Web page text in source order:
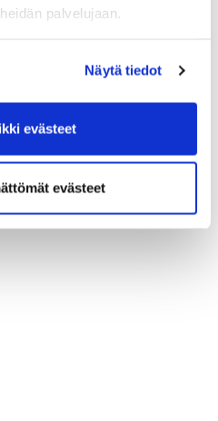
palvelujaan.
Näytä tiedot
evästeet
evästeet